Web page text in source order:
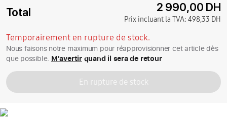
Total 2 990,00 DH
Prix incluant la TVA: 498,33 DH
Temporairement en rupture de stock.
Nous faisons notre maximum pour réapprovisionner cet article dès
que possible. M'avertirquand il sera de retour
En rupture de stock